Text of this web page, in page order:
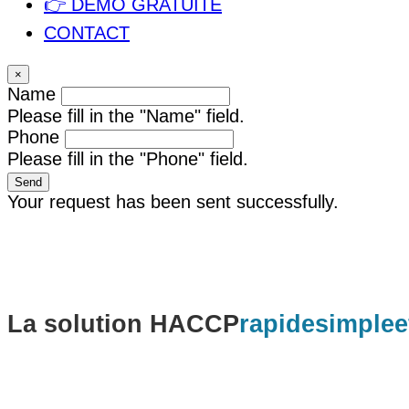
👉 DÉMO GRATUITE
CONTACT
×
Name
Please fill in the "Name" field.
Phone
Please fill in the "Phone" field.
Send
Your request has been sent successfully.
La solution HACCPrapidesimple